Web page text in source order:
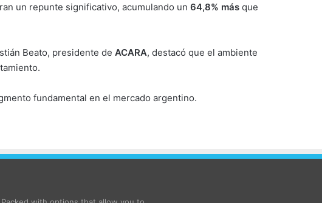
un repunte significativo, acumulando un 64,8% más que
Beato, presidente de ACARA, destacó que el ambiente
fundamental en el mercado argentino.